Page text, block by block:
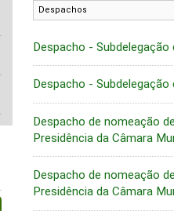
Despacho -
Despacho -
Despacho de nomeação
Presidência da Câmara
Despacho de nomeação
Presidência da Câmara